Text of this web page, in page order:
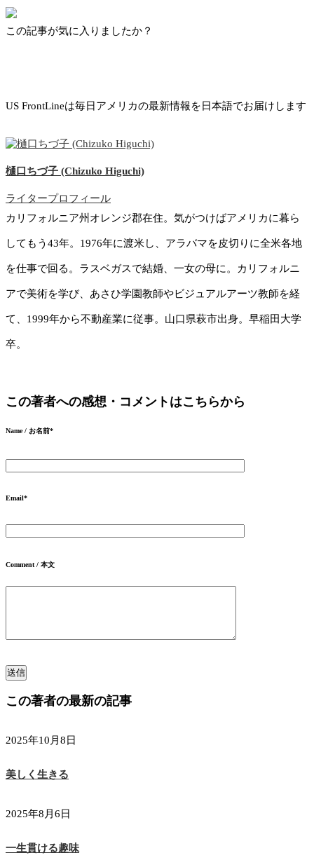
この記事が気に入りましたか？
US FrontLineは毎日アメリカの最新情報を日本語でお届けします
樋口ちづ子 (Chizuko Higuchi)
ライタープロフィール
カリフォルニア州オレンジ郡在住。気がつけばアメリカに暮ら
してもう43年。1976年に渡米し、アラバマを皮切りに全米各地
を仕事で回る。ラスベガスで結婚、一女の母に。カリフォルニ
アで美術を学び、あさひ学園教師やビジュアルアーツ教師を経
て、1999年から不動産業に従事。山口県萩市出身。早稲田大学
卒。
この著者への感想・コメントはこちらから
Name / お名前*
Email*
Comment / 本文
この著者の最新の記事
2025年10月8日
美しく生きる
2025年8月6日
一生貫ける趣味